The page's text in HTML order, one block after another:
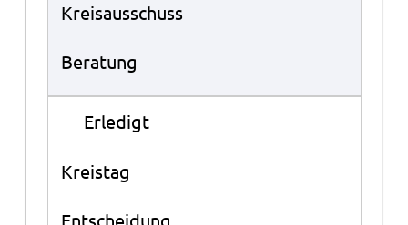
Kreisausschuss
Beratung
Erledigt
Kreistag
Entscheidung